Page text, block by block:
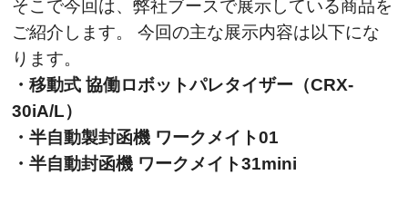
そこで今回は、弊社ブースで展示している商品を
ご紹介します。 今回の主な展示内容は以下にな
ります。
・移動式 協働ロボットパレタイザー（CRX-
30iA/L）
・半自動製封函機 ワークメイト01
・半自動封函機 ワークメイト31mini